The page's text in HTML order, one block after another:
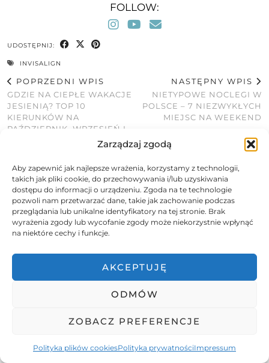
Zarządzaj zgodą
Aby zapewnić jak najlepsze wrażenia, korzystamy z technologii,
takich jak pliki cookie, do przechowywania i/lub uzyskiwania
dostępu do informacji o urządzeniu. Zgoda na te technologie
pozwoli nam przetwarzać dane, takie jak zachowanie podczas
przeglądania lub unikalne identyfikatory na tej stronie. Brak
wyrażenia zgody lub wycofanie zgody może niekorzystnie wpłynąć
na niektóre cechy i funkcje.
AKCEPTUJĘ
ODMÓW
ZOBACZ PREFERENCJE
Polityka plików cookiesPolityka prywatnościImpressum
FOLLOW:
UDOSTĘPNIJ:
INVISALIGN
POPRZEDNI WPIS
GDZIE NA CIEPŁE WAKACJE
JESIENIĄ? TOP 10
KIERUNKÓW NA
PAŹDZIERNIK, WRZESIEŃ I
NASTĘPNY WPIS
NIETYPOWE NOCLEGI W
POLSCE – 7 NIEZWYKŁYCH
MIEJSC NA WEEKEND
KOMENTARZY: 29
PACJETKA
12 STYCZNIA 2023 / 05:03
Mam takie nakładki. Obecnie noszę 12 parę. Nie jestem
młodą, bo l.69 kończę w kwietniu 2023.
Zdecydowałam się na tą metodę, bo nakładki są
estetyczne, mało widoczne i nie wymagają częstych
bezpieczeństwo, finansowe procesu leczenia.
ODPOWIEDZ